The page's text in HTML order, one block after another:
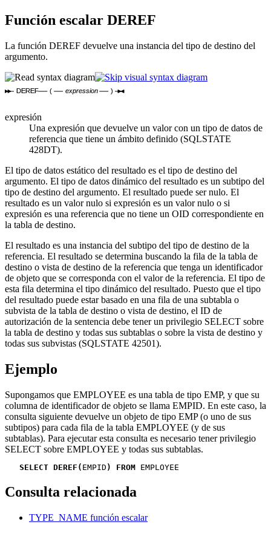
Función escalar DEREF
La función DEREF devuelve una instancia del tipo de destino del
argumento.
DEREF ( expression )
expresión
Una expresión que devuelve un valor con un tipo de datos de
referencia que tiene un ámbito definido (SQLSTATE
428DT).
El tipo de datos estático del resultado es el tipo de destino del
argumento. El tipo de datos dinámico del resultado es un subtipo del
tipo de destino del argumento. El resultado puede ser nulo. El
resultado es un valor nulo si expresión es un valor nulo o si
expresión es una referencia que no tiene un OID correspondiente en
la tabla de destino.
El resultado es una instancia del subtipo del tipo de destino de la
referencia. El resultado se determina buscando la fila de la tabla de
destino o vista de destino de la referencia que tenga un identificador
de objeto que se corresponda con el valor de la referencia. El tipo de
esta fila determina el tipo dinámico del resultado. Puesto que el tipo
del resultado puede estar basado en una fila de una subtabla o
subvista de la tabla de destino o vista de destino, el ID de
autorización de la sentencia debe tener un privilegio SELECT sobre
la tabla de destino y todas sus subtablas o sobre la vista de destino y
todas sus subvistas (SQLSTATE 42501).
Ejemplo
Supongamos que EMPLOYEE es una tabla de tipo EMP, y que su
columna de identificador de objeto se llama EMPID. En este caso, la
consulta siguiente devuelve un objeto de tipo EMP (o uno de sus
subtipos) para cada fila de la tabla EMPLOYEE (y de sus
subtablas). Para ejecutar esta consulta es necesario tener privilegio
SELECT sobre EMPLOYEE y todas sus subtablas.
SELECT DEREF( EMPID ) FROM EMPLOYEE
Consulta relacionada
TYPE_NAME función escalar